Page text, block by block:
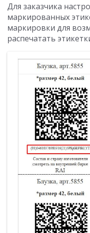
Для заказчика
маркированных
маркировки для
распечатать